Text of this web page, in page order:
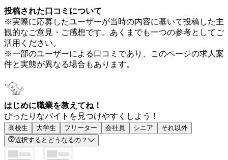
投稿された口コミについて
※実際に応募したユーザーが当時の内容に基いて投稿した主
観的なご意見・ご感想です。あくまでも一つの参考としてご
活用ください。
※一部のユーザーによる口コミであり、このページの求人案
件と実態が異なる場合もあります。
はじめに職業を教えてね！
ぴったりなバイトを見つけやすくしよう！
高校生 大学生 フリーター 会社員 シニア
それ以外
選択するとどうなるの？